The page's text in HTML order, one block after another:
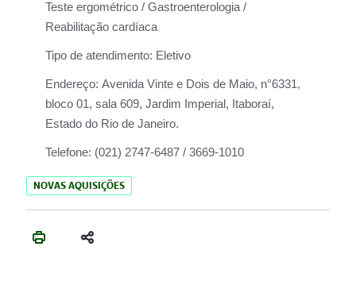
Teste ergométrico / Gastroenterologia /
Reabilitação cardíaca
Tipo de atendimento: Eletivo
Endereço: Avenida Vinte e Dois de Maio, n°6331,
bloco 01, sala 609, Jardim Imperial, Itaboraí,
Estado do Rio de Janeiro.
Telefone: (021) 2747-6487 / 3669-1010
NOVAS AQUISIÇÕES